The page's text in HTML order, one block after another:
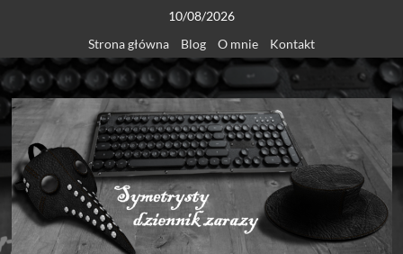
content
10/08/2026
Strona główna
Blog O mnie Kontakt